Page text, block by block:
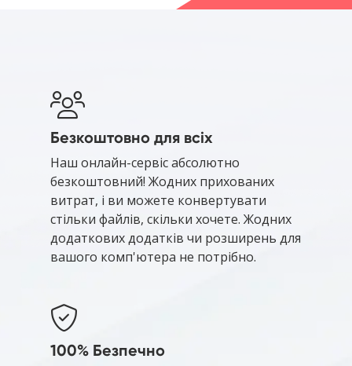
Безкоштовно для всіх
Наш онлайн-сервіс абсолютно
безкоштовний! Жодних прихованих
витрат, і ви можете конвертувати
стільки файлів, скільки хочете. Жодних
додаткових додатків чи розширень для
вашого комп'ютера не потрібно.
100% Безпечно